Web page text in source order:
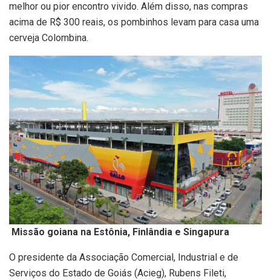
melhor ou pior encontro vivido. Além disso, nas compras
acima de R$ 300 reais, os pombinhos levam para casa uma
cerveja Colombina.
Missão goiana na Estônia, Finlândia e Singapura
O presidente da Associação Comercial, Industrial e de
Serviços do Estado de Goiás (Acieg), Rubens Fileti,